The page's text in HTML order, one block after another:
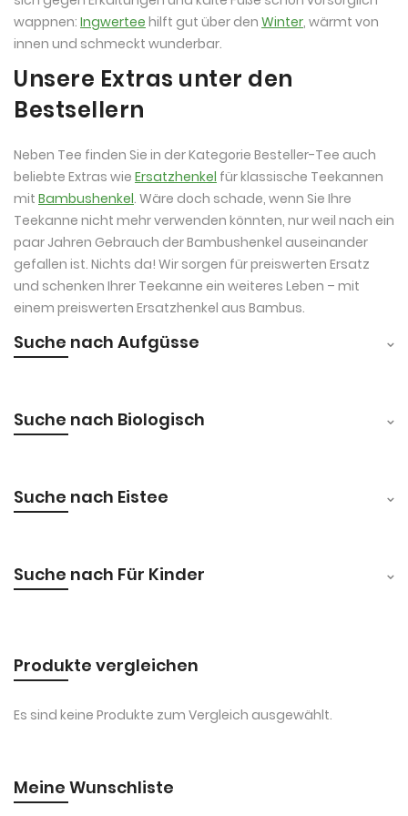
wappnen: Ingwertee hilft gut über den Winter, wärmt von
innen und schmeckt wunderbar.
Unsere Extras unter den
Bestsellern
Neben Tee finden Sie in der Kategorie Besteller-Tee auch
beliebte Extras wie Ersatzhenkel für klassische Teekannen
mit Bambushenkel. Wäre doch schade, wenn Sie Ihre
Teekanne nicht mehr verwenden könnten, nur weil nach ein
paar Jahren Gebrauch der Bambushenkel auseinander
gefallen ist. Nichts da! Wir sorgen für preiswerten Ersatz
und schenken Ihrer Teekanne ein weiteres Leben – mit
einem preiswerten Ersatzhenkel aus Bambus.
Suche nach Aufgüsse
Suche nach Biologisch
Suche nach Eistee
Suche nach Für Kinder
Produkte vergleichen
Es sind keine Produkte zum Vergleich ausgewählt.
Meine Wunschliste